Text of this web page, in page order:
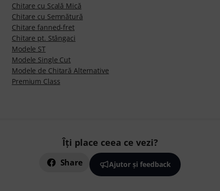
Chitare cu Scală Mică
Chitare cu Semnătură
Chitare fanned-fret
Chitare pt. Stângaci
Modele ST
Modele Single Cut
Modele de Chitară Alternative
Premium Class
Îți place ceea ce vezi?
Share Ajutor și feedback